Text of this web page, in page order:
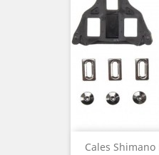
Cales Shimano